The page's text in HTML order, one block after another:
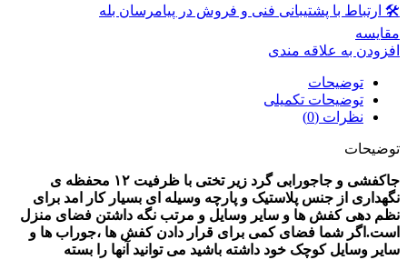
🛠 ارتباط با پشتیبانی فنی و فروش در پیامرسان بله
مقايسه
افزودن به علاقه مندی
توضیحات
توضیحات تکمیلی
نظرات (0)
توضیحات
جاکفشی و جاجورابی گرد زیر تختی با ظرفیت ۱۲ محفظه ی
نگهداری از جنس پلاستیک و پارچه وسیله ای بسیار کار امد برای
نظم دهی کفش ها و سایر وسایل و مرتب نگه داشتن فضای منزل
است.اگر شما فضای کمی برای قرار دادن کفش ها ،جوراب ها و
سایر وسایل کوچک خود داشته باشید می توانید آنها را بسته